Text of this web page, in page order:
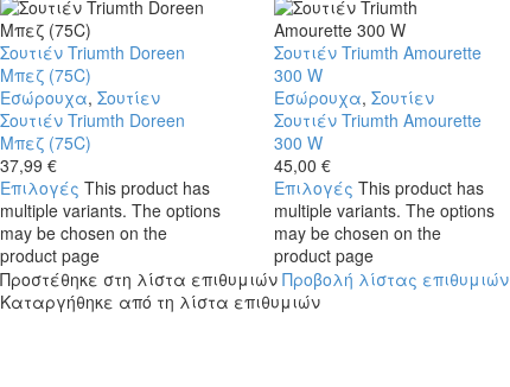
Σουτιέν Triumth Doreen
Μπεζ (75C)
Εσώρουχα, Σουτίεν
Σουτιέν Triumth Doreen
Μπεζ (75C)
37,99 €
Επιλογές This product has
multiple variants. The options
may be chosen on the
product page
Σουτιέν Triumth Amourette
300 W
Εσώρουχα, Σουτίεν
Σουτιέν Triumth Amourette
300 W
45,00 €
Επιλογές This product has
multiple variants. The options
may be chosen on the
product page
Προστέθηκε στη λίστα επιθυμιών Προβολή λίστας επιθυμιών
Καταργήθηκε από τη λίστα επιθυμιών